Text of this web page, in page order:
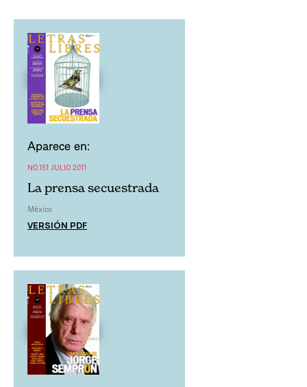
Aparece en:
NO.151 JULIO 2011
La prensa secuestrada
México
VERSIÓN PDF